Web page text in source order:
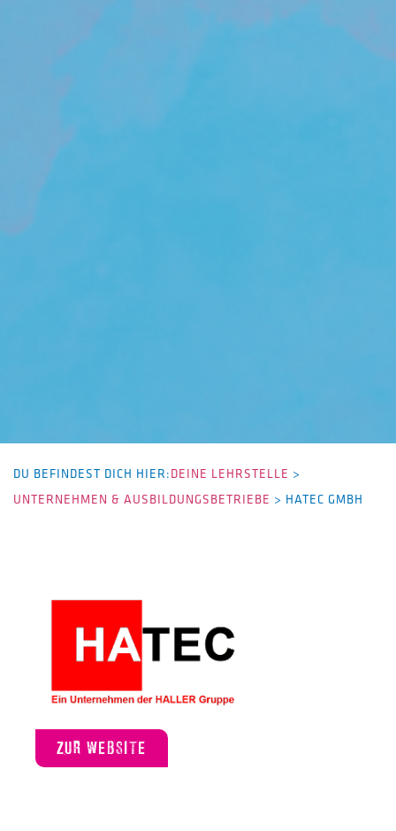
DU BEFINDEST DICH HIER:DEINE LEHRSTELLE >
UNTERNEHMEN & AUSBILDUNGSBETRIEBE > HATEC GMBH
ZUR WEBSITE